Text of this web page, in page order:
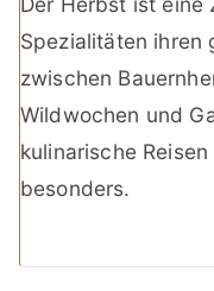
Spezialitäten ihren
zwischen
Wildwochen und
kulinarische
besonders.